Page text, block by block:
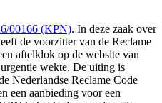
00166 (KPN). In deze zaak over
de voorzitter van de Reclame
aftelklok op de website van
wekte. De uiting is
Nederlandse Reclame Code
een aanbieding voor een